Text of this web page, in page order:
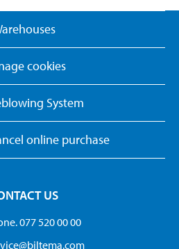
cookies
System
online purchase
US
077 520 00 00